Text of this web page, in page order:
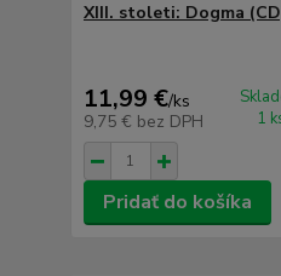
XIII. stoleti: Dogma
11,99 €/ks
9,75 € bez DPH
1
Pridať do košíka